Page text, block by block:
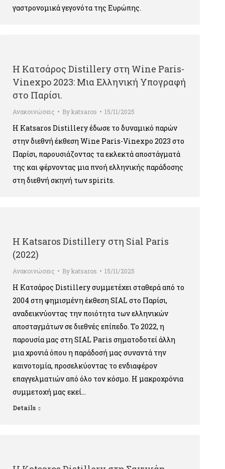
γαστρονομικά γεγονότα της Ευρώπης.
Η Κατσάρος Distillery στη Wine Paris-
Vinexpo 2023: Μια Ελληνική Υπογραφή
στο Παρίσι.
Ανακοινώσεις Bykatsaros 15/11/2025
Η Katsaros Distillery έδωσε το δυναμικό παρών
στην διεθνή έκθεση Wine Paris-Vinexpo 2023 στο
Παρίσι, παρουσιάζοντας τα εκλεκτά αποστάγματά
της και φέρνοντας μια πνοή ελληνικής παράδοσης
στη διεθνή σκηνή των spirits.
Η Katsaros Distillery στη Sial Paris
(2022)
Ανακοινώσεις Bykatsaros 15/11/2025
Η Κατσάρος Distillery συμμετέχει σταθερά από το
2004 στη φημισμένη έκθεση SIAL στο Παρίσι,
αναδεικνύοντας την ποιότητα των ελληνικών
αποσταγμάτων σε διεθνές επίπεδο. Το 2022, η
παρουσία μας στη SIAL Paris σηματοδοτεί άλλη
μια χρονιά όπου η παράδοσή μας συναντά την
καινοτομία, προσελκύοντας το ενδιαφέρον
επαγγελματιών από όλο τον κόσμο. Η μακροχρόνια
συμμετοχή μας εκεί…
Details